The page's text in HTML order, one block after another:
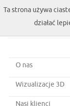
O nas
Wizualizacje 3D
Nasi klienci
Ta strona używa
działać